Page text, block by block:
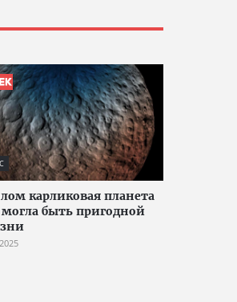
карликовая планета
могла быть пригодной